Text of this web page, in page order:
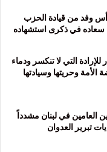
وفد من قيادة الحزب
في ذكرى استشهاده
عيد الانتصار للإرادة التي لا تنكسر ودماء
وحريتها وسيادتها
العامين في لبنان مشدداً
تبرير العدوان